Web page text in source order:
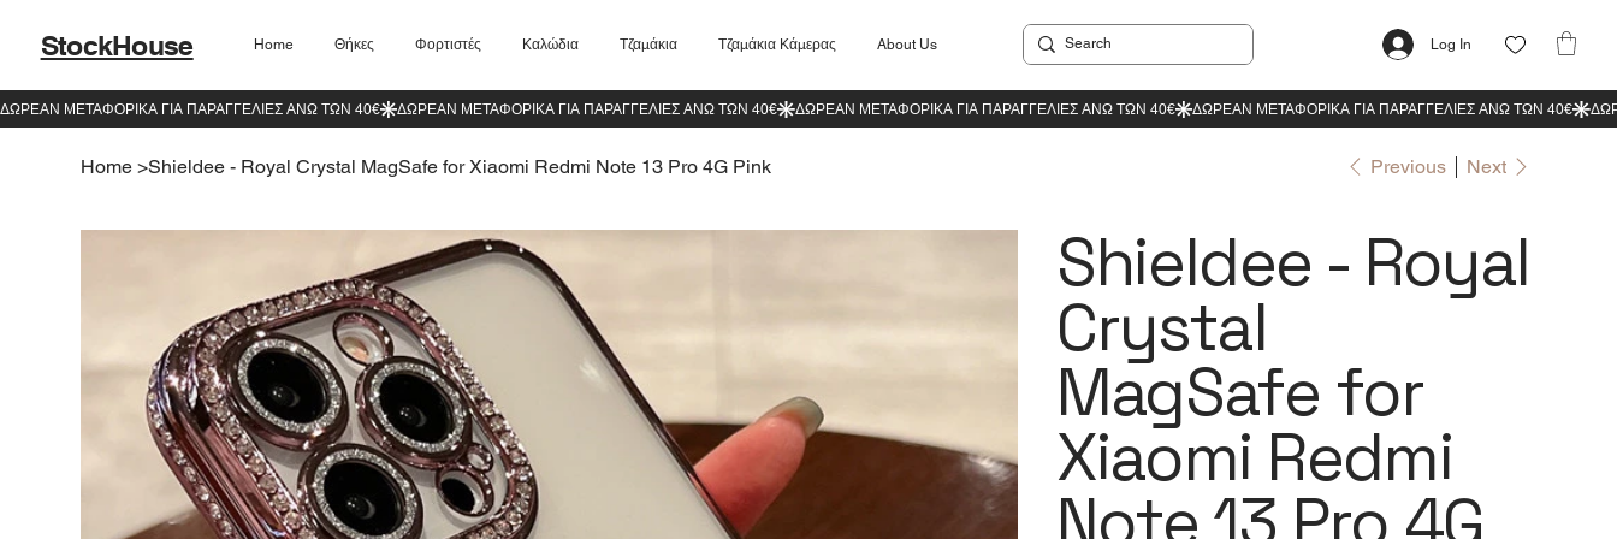
StockHouse Home Θήκες Φορτιστές Καλώδια Τζαμάκια Τζαμάκια Κάμερας About Us Log In
Home >Shieldee - Royal Crystal MagSafe for Xiaomi Redmi Note 13 Pro 4G Pink Previous Next
Shieldee - Royal
Crystal
MagSafe for
Xiaomi Redmi